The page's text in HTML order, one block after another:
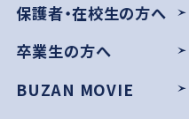
保護者・在校生の方へ
卒業生の方へ
BUZAN MOVIE